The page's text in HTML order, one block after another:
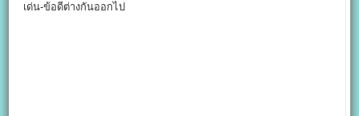
เด่น-ข้อดีต่างกันออกไป